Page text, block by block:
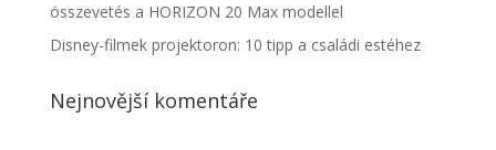
összevetés a HORIZON 20 Max modellel
Disney-filmek projektoron: 10 tipp a családi estéhez
Nejnovější komentáře